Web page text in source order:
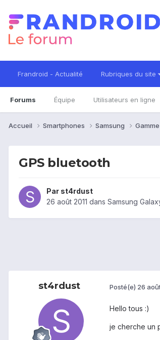
Frandroid - Actualité Rubriques du site
Forums Équipe Utilisateurs en ligne
Accueil Smartphones Samsung
GPS bluetooth
Par st4rdust
26 août 2011 dans Samsung
st4rdust Posté(e) 26
Hello tous :)
je cherche un